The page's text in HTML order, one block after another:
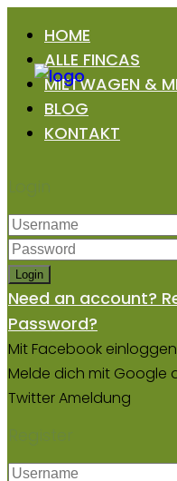
HOME
ALLE FINCAS
MIETWAGEN &
BLOG
KONTAKT
Login
Login
Need an account?
Password?
Mit Facebook einloggen
Melde dich mit Google
Twitter Ameldung
Register